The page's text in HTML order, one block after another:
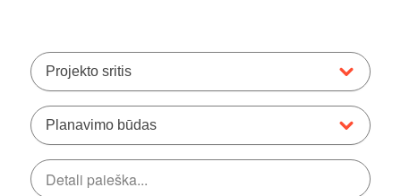
Projekto sritis
Planavimo būdas